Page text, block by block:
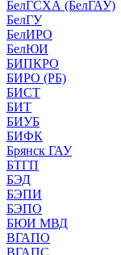
БелГСХА (БелГАУ)
БелГУ
БелИРО
БелЮИ
БИПКРО
БИРО (РБ)
БИСТ
БИТ
БИУБ
БИФК
Брянск ГАУ
БТГП
БЭД
БЭПИ
БЭПО
БЮИ МВД
ВГАПО
ВГАПС